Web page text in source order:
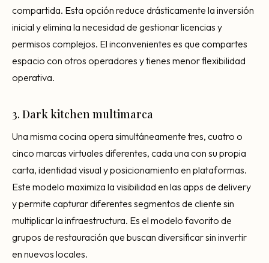
compartida. Esta opción reduce drásticamente la inversión
inicial y elimina la necesidad de gestionar licencias y
permisos complejos. El inconvenientes es que compartes
espacio con otros operadores y tienes menor flexibilidad
operativa.
3. Dark kitchen multimarca
Una misma cocina opera simultáneamente tres, cuatro o
cinco marcas virtuales diferentes, cada una con su propia
carta, identidad visual y posicionamiento en plataformas.
Este modelo maximiza la visibilidad en las apps de delivery
y permite capturar diferentes segmentos de cliente sin
multiplicar la infraestructura. Es el modelo favorito de
grupos de restauración que buscan diversificar sin invertir
en nuevos locales.